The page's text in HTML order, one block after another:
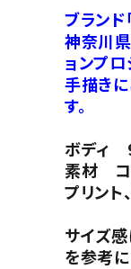
ブランド
神奈川
ョンプロ
手描き
す。
ボディ
素材 コ
プリン
サイズ
を参考